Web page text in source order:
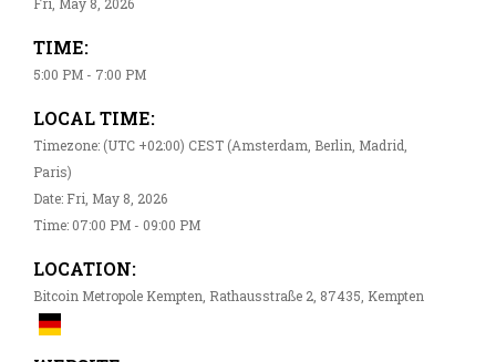
TIME:
5:00 PM - 7:00 PM
LOCAL TIME:
Timezone: (UTC +02:00) CEST (Amsterdam, Berlin, Madrid,
Paris)
Date: Fri, May 8, 2026
Time: 07:00 PM - 09:00 PM
LOCATION:
Bitcoin Metropole Kempten, Rathausstraße 2, 87435, Kempten